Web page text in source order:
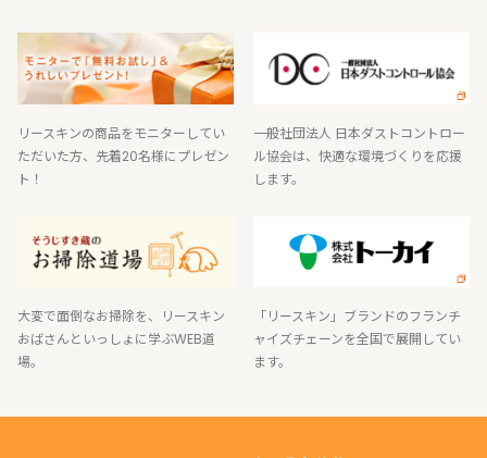
リースキンの商品をモニターしてい
ただいた方、先着20名様にプレゼン
ト！
一般社団法人 日本ダストコントロー
ル協会は、快適な環境づくりを応援
します。
大変で面倒なお掃除を、リースキン
おばさんといっしょに学ぶWEB道
場。
「リースキン」ブランドのフランチ
ャイズチェーンを全国で展開してい
ます。